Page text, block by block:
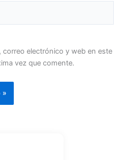
correo electrónico y web en este
vez que comente.